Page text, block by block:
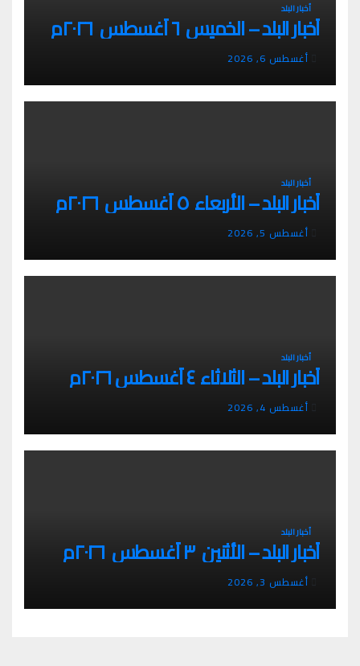
أخبار البلد
أخبار البلد – الخميس ٦ أغسطس ٢٠٢٦م
أغسطس 6, 2026
أخبار البلد
أخبار البلد – الأربعاء ٥ أغسطس ٢٠٢٦م
أغسطس 5, 2026
أخبار البلد
أخبار البلد – الثلاثاء ٤ أغسطس ٢٠٢٦م
أغسطس 4, 2026
أخبار البلد
أخبار البلد – الأثنين ٣ أغسطس ٢٠٢٦م
أغسطس 3, 2026